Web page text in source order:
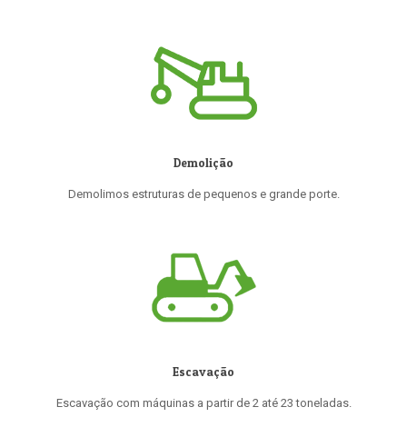
Demolição
Demolimos estruturas de pequenos e grande porte.
Escavação
Escavação com máquinas a partir de 2 até 23 toneladas.